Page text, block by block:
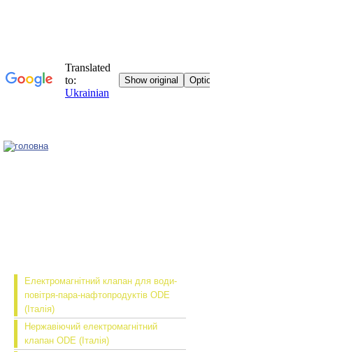
Електромагнітний клапан для води-
повітря-пара-нафтопродуктів ODE
(Італія)
Нержавіючий електромагнітний
клапан ODE (Італія)